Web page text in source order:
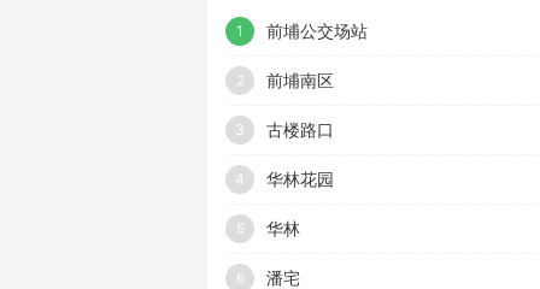
1 前埔公交场站
2 前埔南区
3 古楼路口
4 华林花园
5 华林
6 潘宅